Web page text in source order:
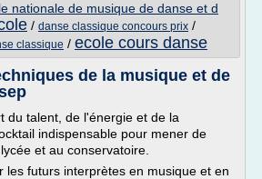
nationale de musique de danse et d
/ danse classique concours prix /
classique / ecole cours danse
de la musique et de
du talent, de l'énergie et de la
indispensable pour mener de
et au conservatoire.
les futurs interprètes en musique et en